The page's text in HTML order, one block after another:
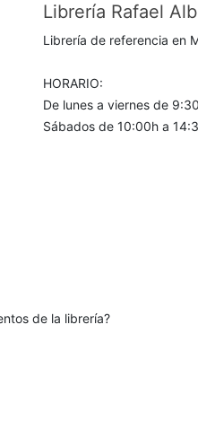
Librería Rafael
Librería de referencia en
HORARIO:
De lunes a viernes de
Sábados de 10:00h a
de la librería?